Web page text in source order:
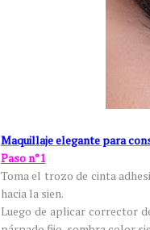
Maquillaje elegante para
Paso n°1
Toma el trozo de cinta
hacia la sien.
Luego de aplicar corrector